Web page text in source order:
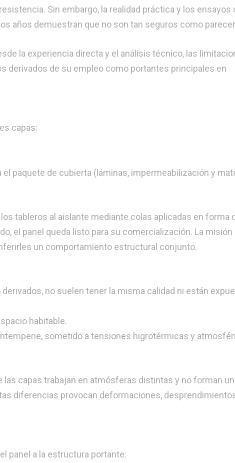
Sin embargo, la realidad práctica y los ensayos
años demuestran que no son tan seguros como
la experiencia directa y el análisis técnico, las
derivados de su empleo como portantes principales en
capas:
paquete de cubierta (láminas, impermeabilización y
tableros al aislante mediante colas aplicadas en forma
el panel queda listo para su comercialización. La misión
un comportamiento estructural conjunto.
no suelen tener la misma calidad ni están
habitable.
sometido a tensiones higrotérmicas y
las capas trabajan en atmósferas distintas y no forman
diferencias provocan deformaciones,
panel a la estructura portante: